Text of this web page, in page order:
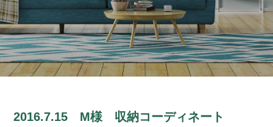
2016.7.15 M様 収納コーディネート